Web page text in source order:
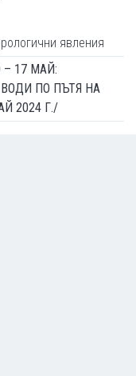
явления
17 МАЙ:
ПО ПЪТЯ НА
2024 Г./